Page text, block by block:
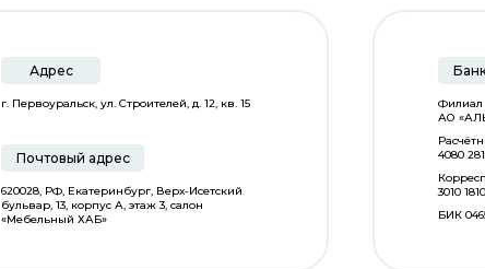
г. Первоуральск, ул. Строителей, д. 12, кв. 15
Филиал
АО
620028, РФ, Екатеринбург, Верх-Исетский
бульвар, 13, корпус А, этаж 3, салон
«Мебельный ХАБ»
4080
3010
БИК
Адрес
Почтовый адрес